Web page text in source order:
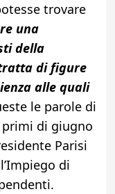
trovare
una
della
di figure
alle quali
le parole di
di giugno
Parisi
di